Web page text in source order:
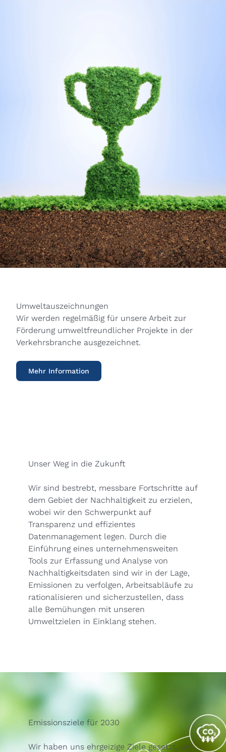
Umweltauszeichnungen
Wir werden regelmäßig für unsere Arbeit zur
Förderung umweltfreundlicher Projekte in der
Verkehrsbranche ausgezeichnet.
Mehr Information
Unser Weg in die Zukunft
Wir sind bestrebt, messbare Fortschritte auf
dem Gebiet der Nachhaltigkeit zu erzielen,
wobei wir den Schwerpunkt auf
Transparenz und effizientes
Datenmanagement legen. Durch die
Einführung eines unternehmensweiten
Tools zur Erfassung und Analyse von
Nachhaltigkeitsdaten sind wir in der Lage,
Emissionen zu verfolgen, Arbeitsabläufe zu
rationalisieren und sicherzustellen, dass
alle Bemühungen mit unseren
Umweltzielen in Einklang stehen.
Emissionsziele für 2030
Wir haben uns ehrgeizige Ziele gesetzt, um